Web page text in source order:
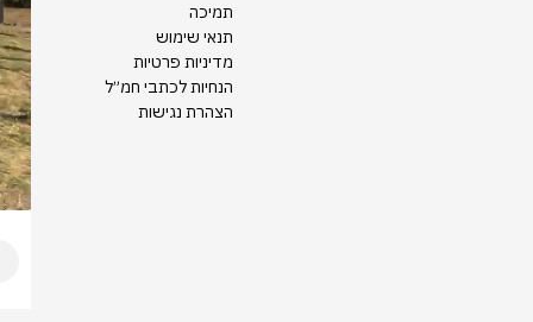
תמיכה
תנאי שימוש
מדיניות פרטיות
הנחיות לכתבי חמ״ל
הצהרת נגישות